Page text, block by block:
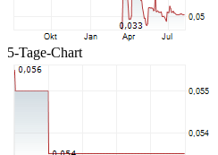
5-Tage-Chart